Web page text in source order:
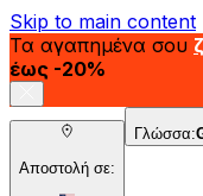
Skip to main content
Τα αγαπημένα σου
έως -20%
Αποστολή σε:
Γλώσσα: